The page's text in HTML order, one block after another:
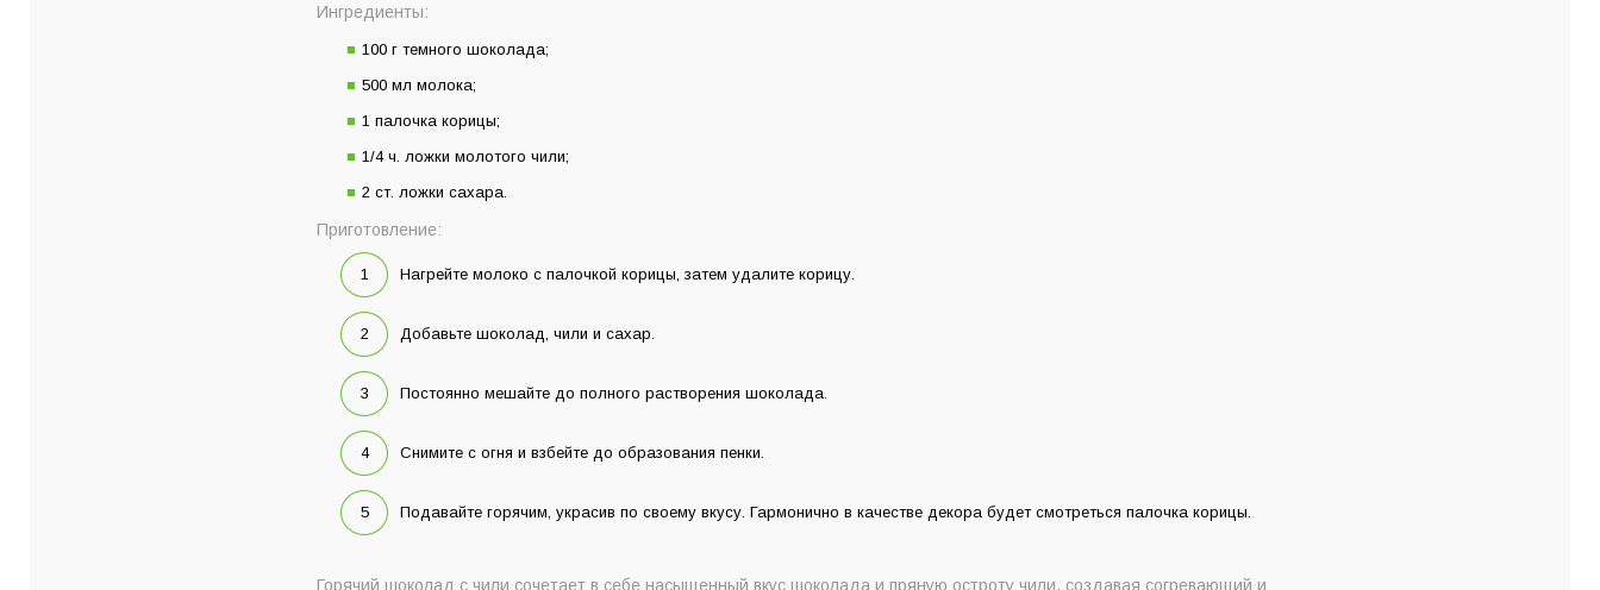
Ингредиенты:
100 г темного шоколада;
500 мл молока;
1 палочка корицы;
1/4 ч. ложки молотого чили;
2 ст. ложки сахара.
Приготовление:
Нагрейте молоко с палочкой корицы, затем удалите корицу.
Добавьте шоколад, чили и сахар.
Постоянно мешайте до полного растворения шоколада.
Снимите с огня и взбейте до образования пенки.
Подавайте горячим, украсив по своему вкусу. Гармонично в качестве декора будет смотреться палочка корицы.
Горячий шоколад с чили сочетает в себе насыщенный вкус шоколада и пряную остроту чили, создавая согревающий и